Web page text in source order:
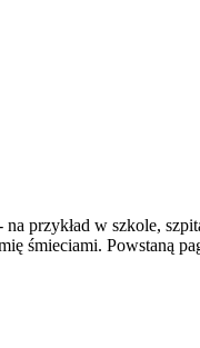
przykład w szkole,
śmieciami. Powstaną